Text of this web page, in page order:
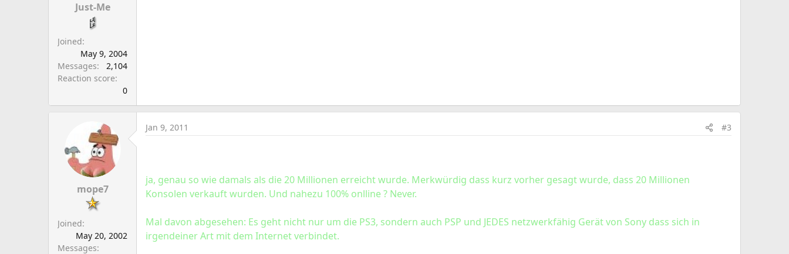
Just-Me
Joined
May 9, 2004
Messages
2,104
Reaction score
0
mope7
Joined
May 20, 2002
Messages
Jan 9, 2011 #3
ja, genau so wie damals als die 20 Millionen erreicht wurde. Merkwürdig dass kurz vorher gesagt wurde, dass 20 Millionen
Konsolen verkauft wurden. Und nahezu 100% onlline ? Never.
Mal davon abgesehen: Es geht nicht nur um die PS3, sondern auch PSP und JEDES netzwerkfähig Gerät von Sony dass sich in
irgendeiner Art mit dem Internet verbindet.